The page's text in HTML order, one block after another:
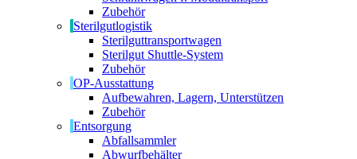
Zubehör
Sterilgutlogistik
Sterilguttransportwagen
Sterilgut Shuttle-System
Zubehör
OP-Ausstattung
Aufbewahren, Lagern, Unterstützen
Zubehör
Entsorgung
Abfallsammler
Abwurfbehälter